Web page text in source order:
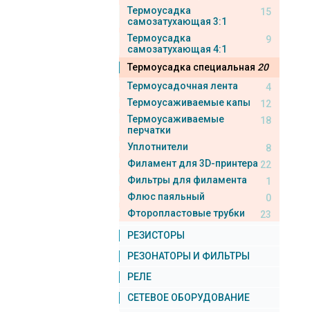
Термоусадка
самозатухающая 3:1
15
Термоусадка
самозатухающая 4:1
9
Термоусадка специальная 20
Термоусадочная лента
4
Термоусаживаемые капы
12
Термоусаживаемые
перчатки
18
Уплотнители
8
Филамент для 3D-принтера 22
Фильтры для филамента
1
Флюс паяльный
0
Фторопластовые трубки
23
РЕЗИСТОРЫ
РЕЗОНАТОРЫ И ФИЛЬТРЫ
РЕЛЕ
СЕТЕВОЕ ОБОРУДОВАНИЕ